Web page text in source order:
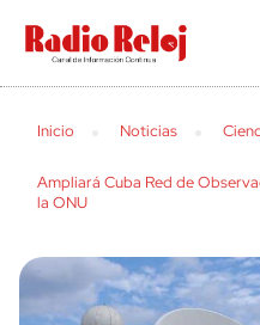
cerrar
Inicio Noticias
Ampliará Cuba Red de
la ONU